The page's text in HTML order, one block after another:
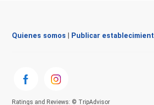
Quienes somos Publicar
Ratings and Reviews: © TripAdvisor